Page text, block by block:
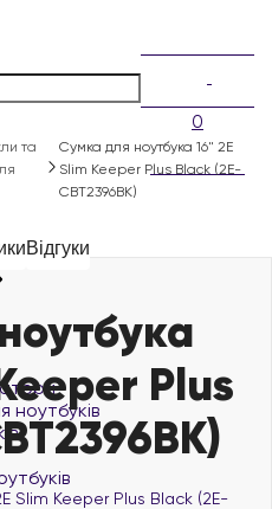
0
ноутбуків
та
Сумка для ноутбука 16" 2E
Slim Keeper Plus Black (2E-
CBT2396BK)
Відгуки
Plus